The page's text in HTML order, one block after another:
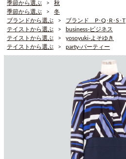
季節から選ぶ
秋
季節から選ぶ
冬
ブランドから選ぶ
ブランド P･Q･R･S･T
テイストから選ぶ
business-ビジネス
テイストから選ぶ
yosoyuki-よそゆき
テイストから選ぶ
party-パーティー